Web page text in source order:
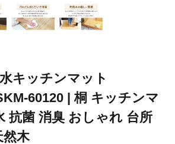
キッチンマット
60120 | 桐 キッチンマ
抗菌 消臭 おしゃれ 台所
木